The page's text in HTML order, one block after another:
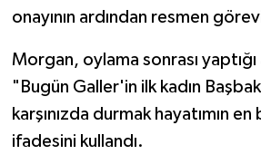
onayının ardından resmen
Morgan, oylama sonrası yaptığı
"Bugün Galler'in ilk kadın
karşınızda durmak hayatımın
ifadesini kullandı.